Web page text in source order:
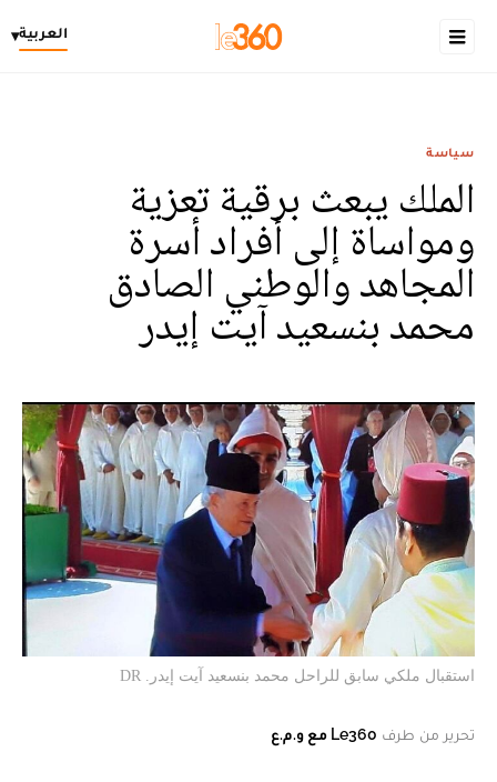
العربية▾
سياسة
الملك يبعث برقية تعزية
ومواساة إلى أفراد أسرة
المجاهد والوطني الصادق
محمد بنسعيد آيت إيدر
استقبال ملكي سابق للراحل محمد بنسعيد آيت إيدر. DR
تحرير من طرف Le360 مع و.م.ع